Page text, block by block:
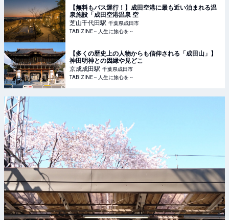
【無料もバス運行！】成田空港に最も近い泊まれる温
泉施設「成田空港温泉 空
芝山千代田駅 千葉県成田市
TABIZINE～人生に旅心を～
【多くの歴史上の人物からも信仰される「成田山」】
神田明神との因縁や見どこ
京成成田駅 千葉県成田市
TABIZINE～人生に旅心を～